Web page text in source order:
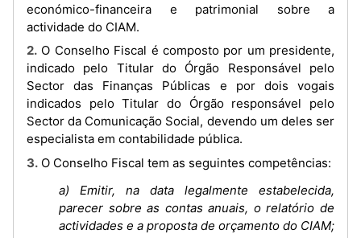
económico-financeira e patrimonial sobre a
actividade do CIAM.
2. O Conselho Fiscal é composto por um presidente,
indicado pelo Titular do Órgão Responsável pelo
Sector das Finanças Públicas e por dois vogais
indicados pelo Titular do Órgão responsável pelo
Sector da Comunicação Social, devendo um deles ser
especialista em contabilidade pública.
3. O Conselho Fiscal tem as seguintes competências:
a) Emitir, na data legalmente estabelecida,
parecer sobre as contas anuais, o relatório de
actividades e a proposta de orçamento do CIAM;